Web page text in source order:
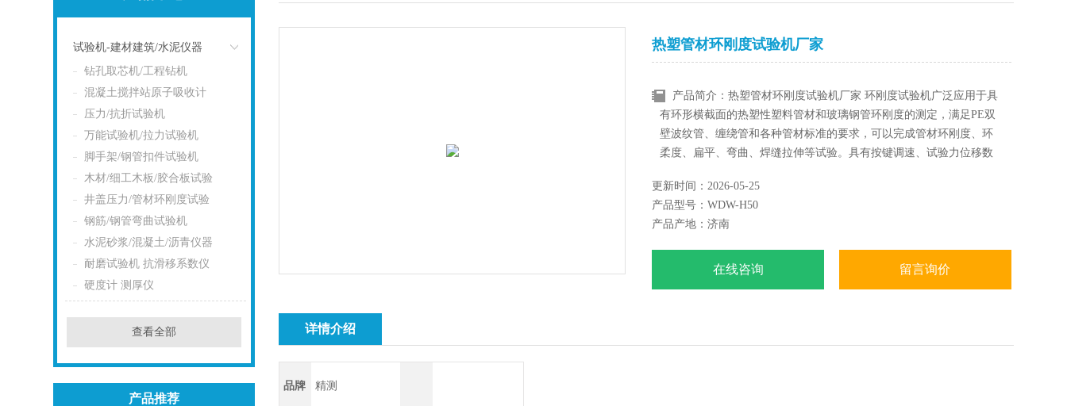
试验机-建材建筑/水泥仪器
钻孔取芯机/工程钻机
混凝土搅拌站原子吸收计
压力/抗折试验机
万能试验机/拉力试验机
脚手架/钢管扣件试验机
木材/细工木板/胶合板试验
井盖压力/管材环刚度试验
钢筋/钢管弯曲试验机
水泥砂浆/混凝土/沥青仪器
耐磨试验机 抗滑移系数仪
硬度计 测厚仪
查看全部
产品推荐
热塑管材环刚度试验机厂家
产品简介：热塑管材环刚度试验机厂家 环刚度试验机广泛应用于具
有环形横截面的热塑性塑料管材和玻璃钢管环刚度的测定，满足PE双
壁波纹管、缠绕管和各种管材标准的要求，可以完成管材环刚度、环
柔度、扁平、弯曲、焊缝拉伸等试验。具有按键调速、试验力位移数
更新时间：2026-05-25
产品型号：WDW-H50
产品产地：济南
在线咨询 留言询价
详情介绍
品牌 精测